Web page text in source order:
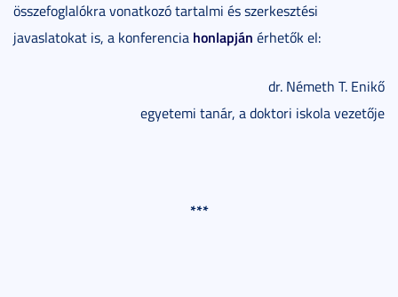
összefoglalókra vonatkozó tartalmi és szerkesztési
javaslatokat is, a konferencia honlapján érhetők el:
dr. Németh T. Enikő
egyetemi tanár, a doktori iskola vezetője
***